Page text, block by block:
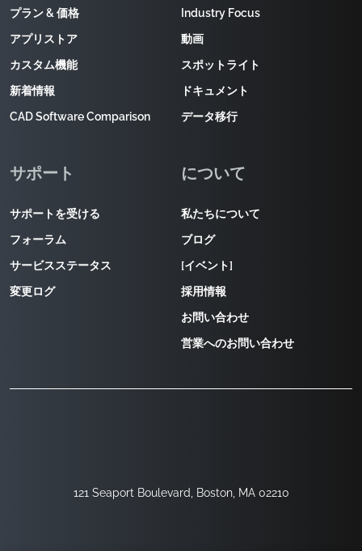
121 Seaport Boulevard, Boston, MA 02210
プラン & 価格
アプリストア
カスタム機能
新着情報
CAD Software Comparison
Industry Focus
動画
スポットライト
ドキュメント
データ移行
サポート
サポートを受ける
フォーラム
サービスステータス
変更ログ
について
私たちについて
ブログ
[イベント]
採用情報
お問い合わせ
営業へのお問い合わせ